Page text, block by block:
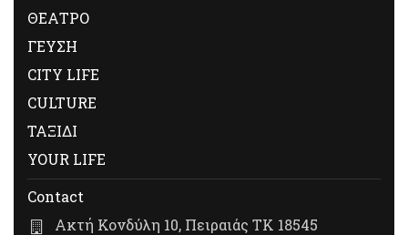
ΘΕΑΤΡΟ
ΓΕΥΣΗ
CITY LIFE
CULTURE
ΤΑΞΙΔΙ
YOUR LIFE
Contact
Ακτή Κονδύλη 10, Πειραιάς ΤΚ 18545